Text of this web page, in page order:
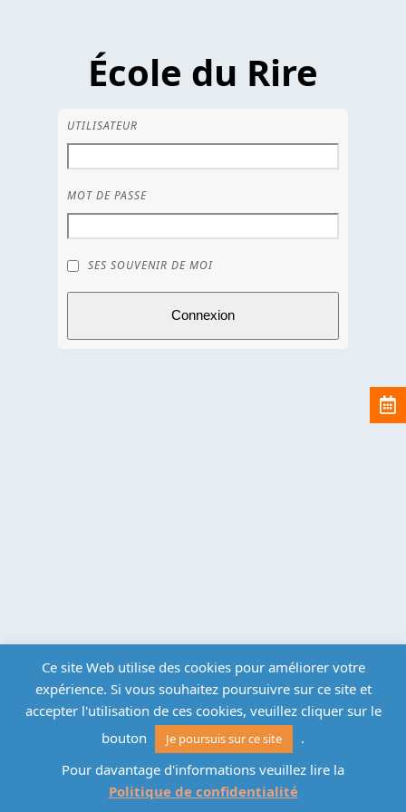
École du Rire
UTILISATEUR
MOT DE PASSE
SES SOUVENIR DE MOI
Ce site Web utilise des cookies pour améliorer votre
expérience. Si vous souhaitez poursuivre sur ce site et
accepter l'utilisation de ces cookies, veuillez cliquer sur le
bouton
Je poursuis sur ce site
.
Pour davantage d'informations veuillez lire la
Politique de confidentialité